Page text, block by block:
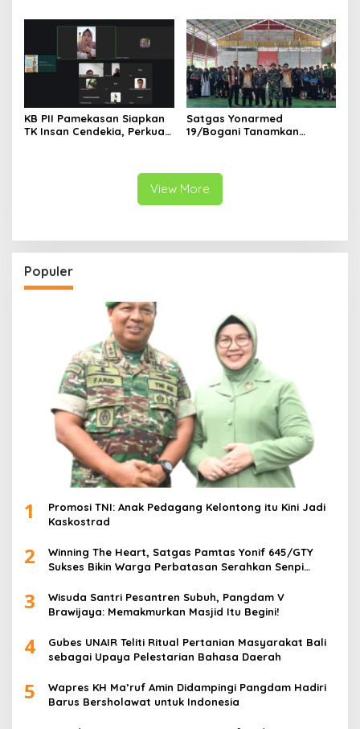
KB PII Pamekasan Siapkan
TK Insan Cendekia, Perkuat
Satgas Yonarmed
19/Bogani Tanamkan
View More
Populer
1
Promosi TNI: Anak Pedagang Kelontong itu Kini Jadi
Kaskostrad
2
Winning The Heart, Satgas Pamtas Yonif 645/GTY
Sukses Bikin Warga Perbatasan Serahkan Senpi
3
Wisuda Santri Pesantren Subuh, Pangdam V
Brawijaya: Memakmurkan Masjid Itu Begini!
4
Gubes UNAIR Teliti Ritual Pertanian Masyarakat Bali
sebagai Upaya Pelestarian Bahasa Daerah
5
Wapres KH Ma’ruf Amin Didampingi Pangdam Hadiri
Barus Bersholawat untuk Indonesia